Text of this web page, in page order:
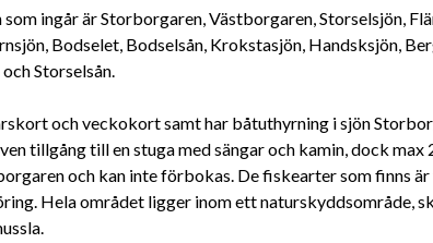
som ingår är Storborgaren, Västborgaren, Storselsjön,
Bodselet, Bodselsån, Krokstasjön, Handsksjön,
Storselsån.
och veckokort samt har båtuthyrning i sjön
tillgång till en stuga med sängar och kamin, dock max
och kan inte förbokas. De fiskearter som finns
Hela området ligger inom ett naturskyddsområde,